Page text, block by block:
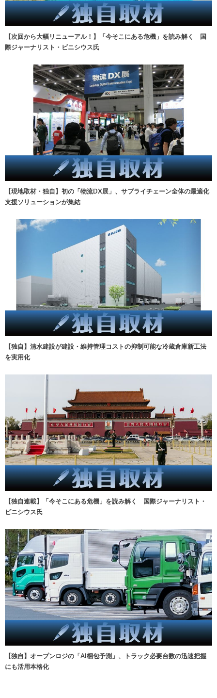
【次回から大幅リニューアル！】「今そこにある危機」を読み解く 国
際ジャーナリスト・ビニシウス氏
【現地取材・独自】初の「物流DX展」、サプライチェーン全体の最適化
支援ソリューションが集結
【独自】清水建設が建設・維持管理コストの抑制可能な冷蔵倉庫新工法
を実用化
【独自連載】「今そこにある危機」を読み解く 国際ジャーナリスト・
ビニシウス氏
【独自】オープンロジの「AI梱包予測」、トラック必要台数の迅速把握
にも活用本格化